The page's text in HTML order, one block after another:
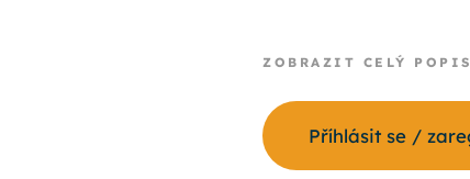
ZOBRAZIT CELÝ POPIS
Příhlásit se /